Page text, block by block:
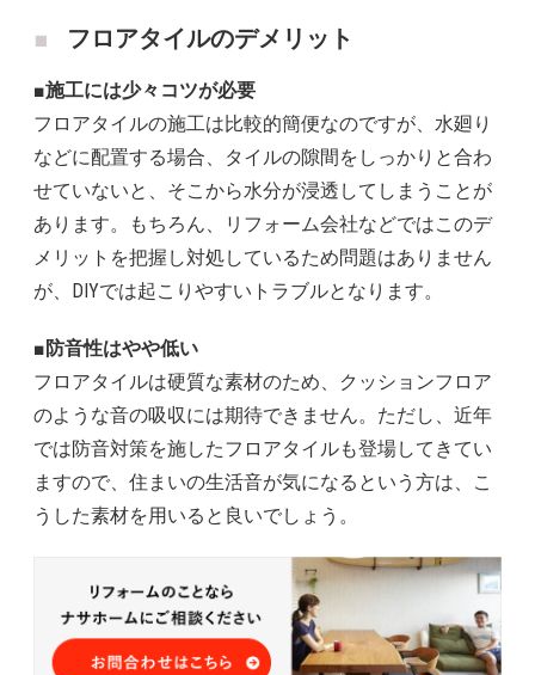
フロアタイルのデメリット
■施工には少々コツが必要
フロアタイルの施工は比較的簡便なのですが、水廻り
などに配置する場合、タイルの隙間をしっかりと合わ
せていないと、そこから水分が浸透してしまうことが
あります。もちろん、リフォーム会社などではこのデ
メリットを把握し対処しているため問題はありません
が、DIYでは起こりやすいトラブルとなります。
■防音性はやや低い
フロアタイルは硬質な素材のため、クッションフロア
のような音の吸収には期待できません。ただし、近年
では防音対策を施したフロアタイルも登場してきてい
ますので、住まいの生活音が気になるという方は、こ
うした素材を用いると良いでしょう。